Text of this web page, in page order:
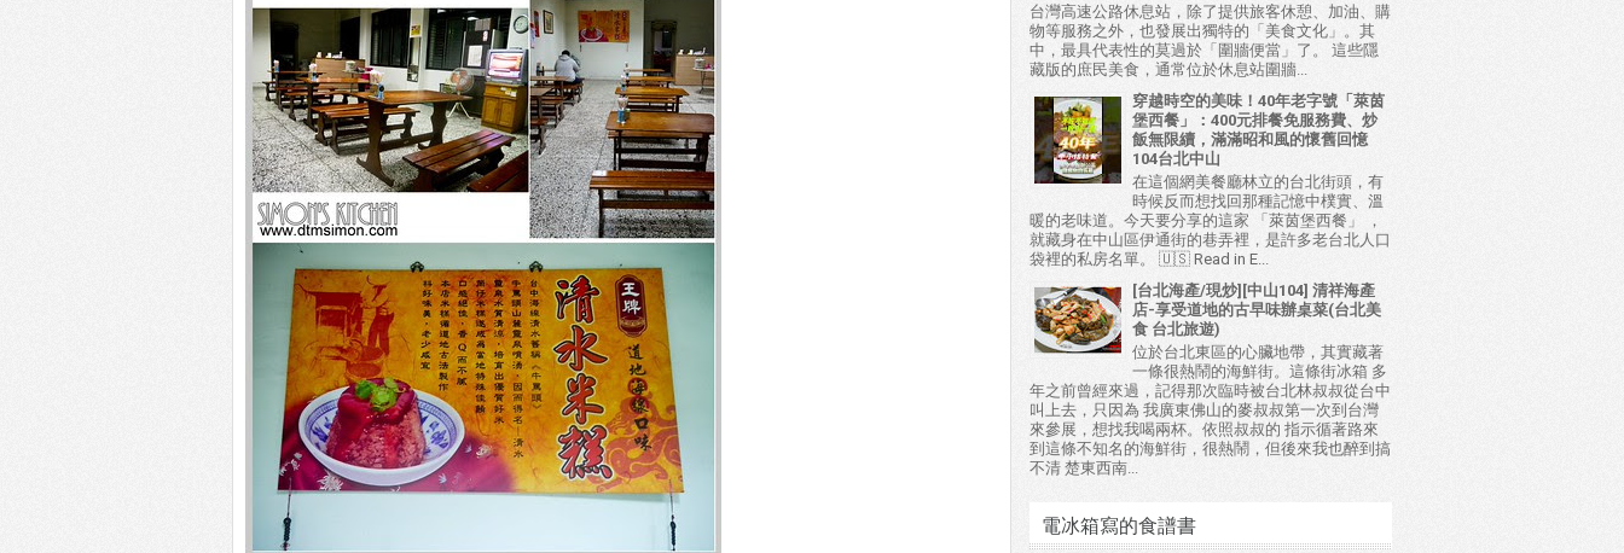
台灣高速公路休息站，除了提供旅客休憩、加油、購
物等服務之外，也發展出獨特的「美食文化」。其
中，最具代表性的莫過於「圍牆便當」了。 這些隱
藏版的庶民美食，通常位於休息站圍牆...
穿越時空的美味！40年老字號「萊茵
堡西餐」：400元排餐免服務費、炒
飯無限續，滿滿昭和風的懷舊回憶
104台北中山
在這個網美餐廳林立的台北街頭，有
時候反而想找回那種記憶中樸實、溫
暖的老味道。今天要分享的這家 「萊茵堡西餐」 ，
就藏身在中山區伊通街的巷弄裡，是許多老台北人口
袋裡的私房名單。 🇺🇸 Read in E...
[台北海產/現炒][中山104] 清祥海產
店-享受道地的古早味辦桌菜(台北美
食 台北旅遊)
位於台北東區的心臟地帶，其實藏著
一條很熱鬧的海鮮街。這條街冰箱 多
年之前曾經來過，記得那次臨時被台北林叔叔從台中
叫上去，只因為 我廣東佛山的麥叔叔第一次到台灣
來參展，想找我喝兩杯。依照叔叔的 指示循著路來
到這條不知名的海鮮街，很熱鬧，但後來我也醉到搞
不清 楚東西南...
電冰箱寫的食譜書